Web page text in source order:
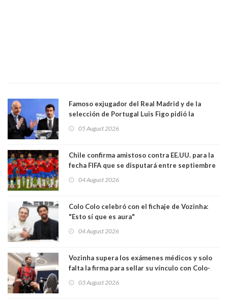
Famoso exjugador del Real Madrid y de la
selección de Portugal Luis Figo pidió la
dimisión de presidente de la Fifa: "Es el
comportamiento más bajo y cobarde que he
05 August 2026
Chile confirma amistoso contra EE.UU. para la
fecha FIFA que se disputará entre septiembre
y octubre
04 August 2026
Colo Colo celebró con el fichaje de Vozinha:
"Esto sí que es aura"
04 August 2026
Vozinha supera los exámenes médicos y solo
falta la firma para sellar su vínculo con Colo-
Colo
03 August 2026